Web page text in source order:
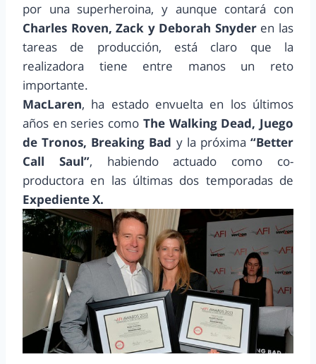
por una superheroina, y aunque contará con
Charles Roven, Zack y Deborah Snyder en las
tareas de producción, está claro que la
realizadora tiene entre manos un reto
importante.
MacLaren, ha estado envuelta en los últimos
años en series como The Walking Dead, Juego
de Tronos, Breaking Bad y la próxima “Better
Call Saul”, habiendo actuado como co-
productora en las últimas dos temporadas de
Expediente X.